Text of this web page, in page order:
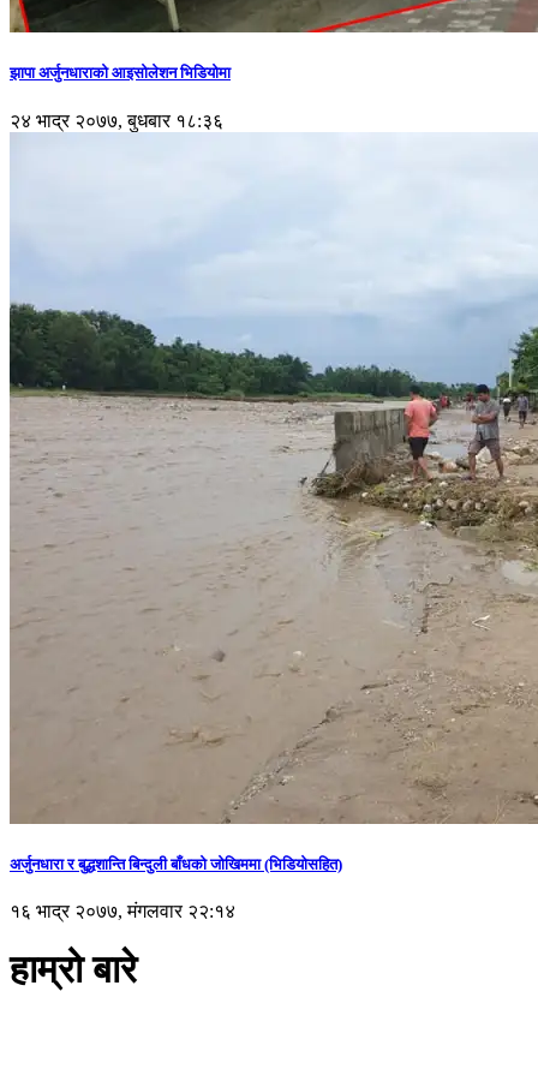
झापा अर्जुनधाराको आइसोलेशन भिडियोमा
२४ भाद्र २०७७, बुधबार १८:३६
अर्जुनधारा र बुद्धशान्ति बिन्दुली बाँधको जोखिममा (भिडियाेसहित)
१६ भाद्र २०७७, मंगलवार २२:१४
हाम्रो बारे